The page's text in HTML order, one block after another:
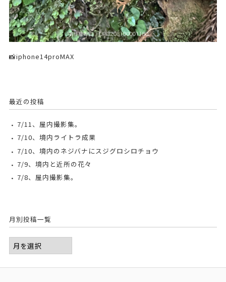
📸iphone14proMAX
最近の投稿
7/11、屋内撮影集。
7/10、境内ライトラ成果
7/10、境内のネジバナにスジグロシロチョウ
7/9、境内と近所の花々
7/8、屋内撮影集。
月別投稿一覧